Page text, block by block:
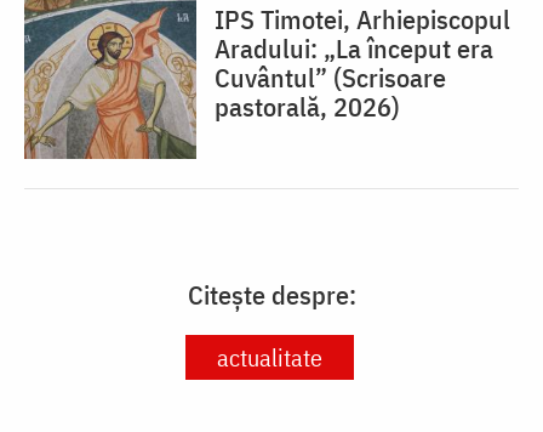
IPS Timotei, Arhiepiscopul
Aradului: „La început era
Cuvântul” (Scrisoare
pastorală, 2026)
Citește despre:
actualitate